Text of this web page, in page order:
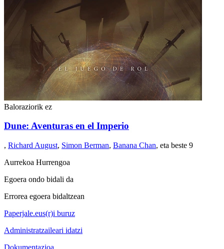
Baloraziorik ez
Dune: Aventuras en el Imperio
, Richard August, Simon Berman, Banana Chan, eta beste 9
Aurrekoa Hurrengoa
Egoera ondo bidali da
Errorea egoera bidaltzean
Paperjale.eus(r)i buruz
Administratzaileari idatzi
Dokumentazioa